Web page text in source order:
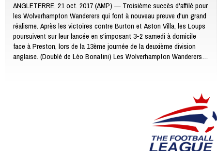
ANGLETERRE, 21 oct. 2017 (AMP) — Troisième succès d'affilé pour
les Wolverhampton Wanderers qui font à nouveau preuve d'un grand
réalisme. Après les victoires contre Burton et Aston Villa, les Loups
poursuivent sur leur lancée en s'imposant 3-2 samedi à domicile
face à Preston, lors de la 13ème journée de la deuxième division
anglaise. (Doublé de Léo Bonatini) Les Wolverhampton Wanderers
seconde période en marquant à deux reprises (Bonatini 59e/pénalty,
63e). Avec 29 points au compteur, les Wolverhampton Wanderers
gardent la tête du classement, 2 points devant le second Cardiff.